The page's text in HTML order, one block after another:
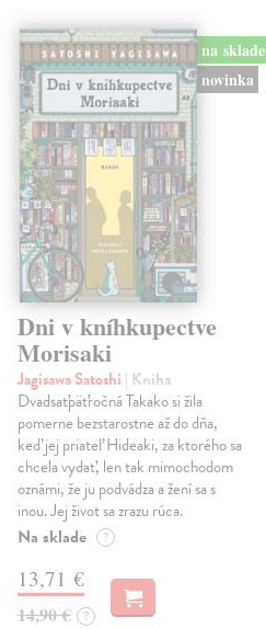
na sklade
novinka
Dni v kníhkupectve
Morisaki
Jagisawa Satoshi | Kniha
Dvadsaťpäťročná Takako si žila
pomerne bezstarostne až do dňa,
keď jej priateľ Hideaki, za ktorého sa
chcela vydať, len tak mimochodom
oznámi, že ju podvádza a žení sa s
inou. Jej život sa zrazu rúca.
Na sklade ?
13,71 €
14,90 € ?